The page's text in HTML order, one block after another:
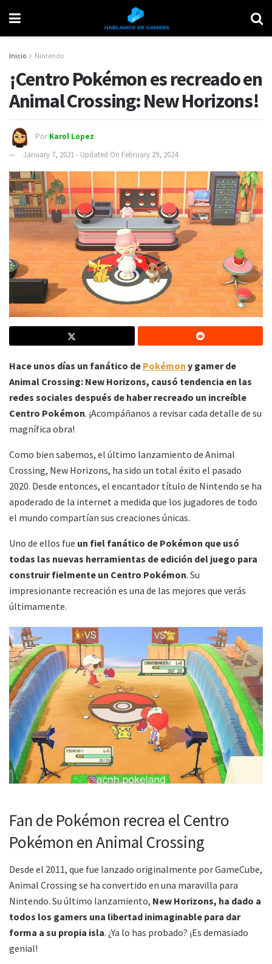
Inicio Nintendo
¡Centro Pokémon es recreado en
Animal Crossing: New Horizons!
PorKarol Lopez
January 7, 2021 - Updated On February 29, 2024
Hace unos días un fanático de Pokémon y gamer de
Animal Crossing: New Horizons, causó tendencia en las
redes sociales después de haber recreado un increíble
Centro Pokémon. ¡Acompáñanos a revisar cada detalle de su
magnífica obra!
Como bien sabemos, el último lanzamiento de Animal
Crossing, New Horizons, ha sido un total éxito el pasado
2020. Desde entonces, el encantador título de Nintendo se ha
apoderado de la internet a medida que los jugadores de todo
el mundo compartían sus creaciones únicas.
Uno de ellos fue un fiel fanático de Pokémon que usó
todas las nuevas herramientas de edición del juego para
construir fielmente un Centro Pokémon. Su
impresionante recreación es una de las mejores que verás
últimamente.
Fan de Pokémon recrea el Centro
Pokémon en Animal Crossing
Desde el 2011, que fue lanzado originalmente por GameCube,
Animal Crossing se ha convertido en una maravilla para
Nintendo. Su último lanzamiento, New Horizons, ha dado a
todos los gamers una libertad inimaginable para dar
forma a su propia isla. ¿Ya lo has probado? ¡Es demasiado
genial!